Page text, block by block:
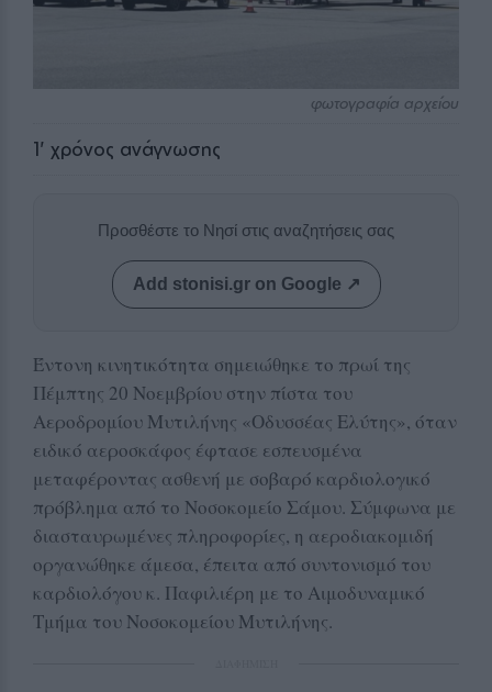
φωτογραφία αρχείου
1' χρόνος ανάγνωσης
Προσθέστε το Νησί στις αναζητήσεις σας
Add stonisi.gr on Google ↗
Έντονη κινητικότητα σημειώθηκε το πρωί της
Πέμπτης 20 Νοεμβρίου στην πίστα του
Αεροδρομίου Μυτιλήνης «Οδυσσέας Ελύτης», όταν
ειδικό αεροσκάφος έφτασε εσπευσμένα
μεταφέροντας ασθενή με σοβαρό καρδιολογικό
πρόβλημα από το Νοσοκομείο Σάμου. Σύμφωνα με
διασταυρωμένες πληροφορίες, η αεροδιακομιδή
οργανώθηκε άμεσα, έπειτα από συντονισμό του
καρδιολόγου κ. Παφιλιέρη με το Αιμοδυναμικό
Τμήμα του Νοσοκομείου Μυτιλήνης.